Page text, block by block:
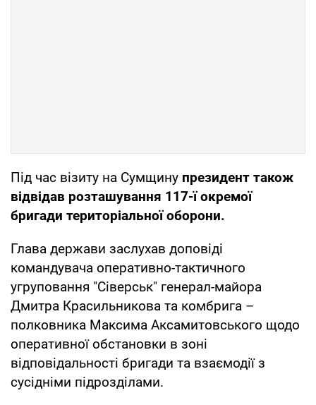
Під час візиту на Сумщину президент також
відвідав розташування 117-ї окремої
бригади територіальної оборони.
Глава держави заслухав доповіді
командувача оперативно-тактичного
угруповання "Сіверськ" генерал-майора
Дмитра Красильникова та комбрига –
полковника Максима Аксамитовського щодо
оперативної обстановки в зоні
відповідальності бригади та взаємодії з
сусідніми підрозділами.